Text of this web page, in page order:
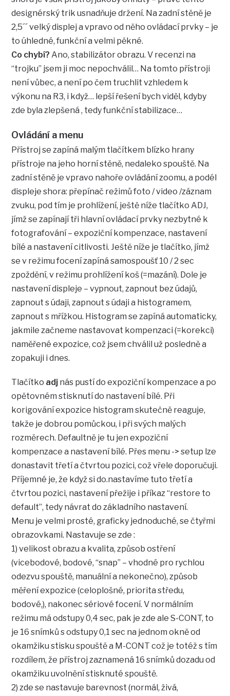
designérský trik usnadňuje držení. Na zadní stěně je
2,5´´ velký displej a vpravo od něho ovládací prvky – je
to úhledné, funkční a velmi pěkné.
Co chybí? Ano, stabilizátor obrazu. V recenzi na
“trojku” jsem ji moc nepochválil… Na tomto přístroji
není vůbec, a není po čem truchlit vzhledem k
výkonu na R3, i když… lepší řešení bych viděl, kdyby
zde byla zlepšená , tedy funkční stabilizace…
Ovládání a menu
Přístroj se zapíná malým tlačítkem blízko hrany
přístroje na jeho horní stěně, nedaleko spouště. Na
zadní stěně je vpravo nahoře ovládání zoomu, a podél
displeje shora: přepínač režimů foto / video /záznam
zvuku, pod tím je prohlížení, ještě níže tlačítko ADJ,
jímž se zapínají tři hlavní ovládací prvky nezbytné k
fotografování – expoziční kompenzace, nastavení
bílé a nastavení citlivosti. Ještě níže je tlačítko, jímž
se v režimu focení zapíná samospoušť 10 / 2 sec
zpoždění, v režimu prohlížení koš (=mazání). Dole je
nastavení displeje – vypnout, zapnout bez údajů,
zapnout s údaji, zapnout s údaji a histogramem,
zapnout s mřížkou. Histogram se zapíná automaticky,
jakmile začneme nastavovat kompenzaci (=korekci)
naměřené expozice, což jsem chválil už posledně a
zopakuji i dnes.
Tlačítko adj nás pustí do expoziční kompenzace a po
opětovném stisknutí do nastavení bílé. Při
korigování expozice histogram skutečně reaguje,
takže je dobrou pomůckou, i při svých malých
rozměrech. Defaultně je tu jen expoziční
kompenzace a nastavení bílé. Přes menu -> setup lze
donastavit třetí a čtvrtou pozici, což vřele doporučuji.
Příjemné je, že když si do.nastavíme tuto třetí a
čtvrtou pozici, nastavení přežije i příkaz “restore to
default”, tedy návrat do základního nastavení.
Menu je velmi prosté, graficky jednoduché, se čtyřmi
obrazovkami. Nastavuje se zde :
1) velikost obrazu a kvalita, způsob ostření
(vicebodové, bodové, “snap” – vhodné pro rychlou
odezvu spouště, manuální a nekonečno), způsob
měření expozice (celoplošné, priorita středu,
bodové,), nakonec sériové focení. V normálním
režimu má odstupy 0,4 sec, pak je zde ale S-CONT, to
je 16 snímků s odstupy 0,1 sec na jednom okně od
okamžiku stisku spouště a M-CONT což je totéž s tím
rozdílem, že přístroj zaznamená 16 snímků dozadu od
okamžiku uvolnění stisknuté spouště.
2) zde se nastavuje barevnost (normál, živá,